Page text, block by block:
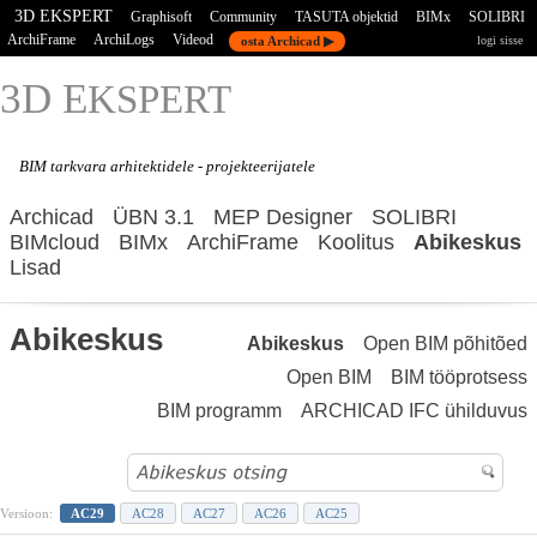
3D EKSPERT Graphisoft Community TASUTA objektid BIMx
SOLIBRI
ArchiFrame
ArchiLogs Videod osta Archicad ▶ logi sisse
3D EKSPERT
BIM tarkvara arhitektidele - projekteerijatele
Archicad ÜBN 3.1 MEP Designer
SOLIBRI
BIMcloud
BIMx ArchiFrame Koolitus
Abikeskus
Lisad
Abikeskus Abikeskus
Open BIM põhitõed
Open BIM
BIM tööprotsess
BIM programm
ARCHICAD IFC ühilduvus
Versioon: AC29 AC28 AC27 AC26 AC25